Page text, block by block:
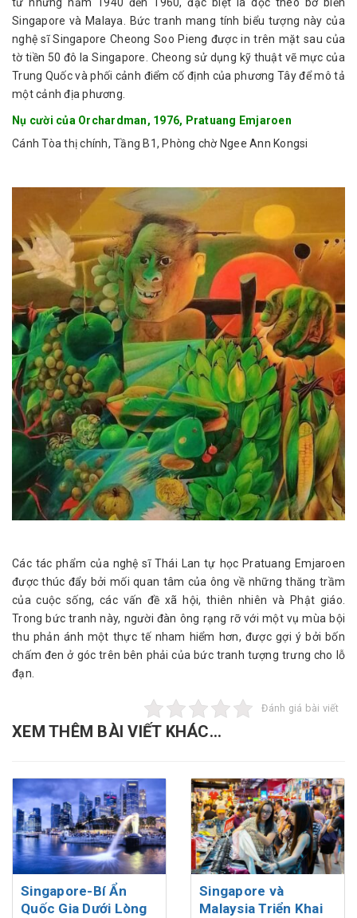
Singapore và Malaya. Bức tranh mang tính biểu tượng này của
nghệ sĩ Singapore Cheong Soo Pieng được in trên mặt sau của
tờ tiền 50 đô la Singapore. Cheong sử dụng kỹ thuật vẽ mực của
Trung Quốc và phối cảnh điểm cố định của phương Tây để mô tả
một cảnh địa phương.
Nụ cười của Orchardman, 1976, Pratuang Emjaroen
Cánh Tòa thị chính, Tầng B1, Phòng chờ Ngee Ann Kongsi
Các tác phẩm của nghệ sĩ Thái Lan tự học Pratuang Emjaroen
được thúc đẩy bởi mối quan tâm của ông về những thăng trầm
của cuộc sống, các vấn đề xã hội, thiên nhiên và Phật giáo.
Trong bức tranh này, người đàn ông rạng rỡ với một vụ mùa bội
thu phản ánh một thực tế nham hiểm hơn, được gợi ý bởi bốn
chấm đen ở góc trên bên phải của bức tranh tượng trưng cho lỗ
đạn.
Đánh giá bài viết
XEM THÊM BÀI VIẾT KHÁC...
Singapore-Bí Ẩn
Quốc Gia Dưới Lòng
Singapore và
Malaysia Triển Khai